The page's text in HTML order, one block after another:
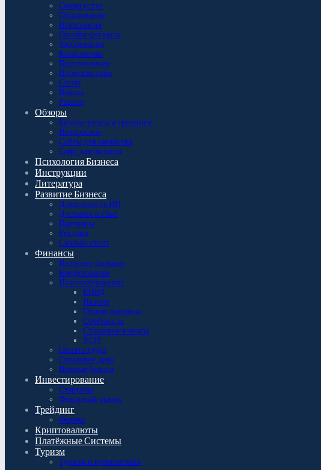
Сфера услуг
Образование
Психология
Онлайн-ресурсы
Заболевания
Катаклизмы
Преступления
Происшествия
Спорт
Войны
Разное
Обзоры
Бизнес-курсы и тренинги
Интересное
Сайты для заработка
Софт для бизнеса
Психология Бизнеса
Инструкции
Литература
Развитие Бизнеса
Деятельность ИП
Доставки и сбыт
Партнёры
Реклама
Сколько стоит
Финансы
Интернет банкинг
Кредитование
Налогообложение
ЕНВД
Налоги
Общие вопросы
Отчётность
Страховые взносы
УСН
Оплата труда
Страховое дело
Ценные бумаги
Инвестирование
Стартапы
Фондовый рынок
Трейдинг
Форекс
Криптовалюты
Платёжные Системы
Туризм
Туризм и путешествия